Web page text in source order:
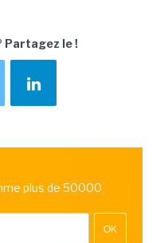
Partagez le !
plus de 50000
OK